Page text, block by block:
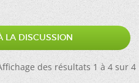
LA DISCUSSION
des résultats 1 à 4 sur 4